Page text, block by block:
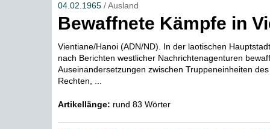
04.02.1965/ Ausland
Bewaffnete Kämpfe in
Vientiane/Hanoi (ADN/ND). In der laotischen
nach Berichten westlicher Nachrichtenagenturen
Auseinandersetzungen zwischen Truppeneinheiten
Rechten, ...
Artikellänge: rund 83 Wörter